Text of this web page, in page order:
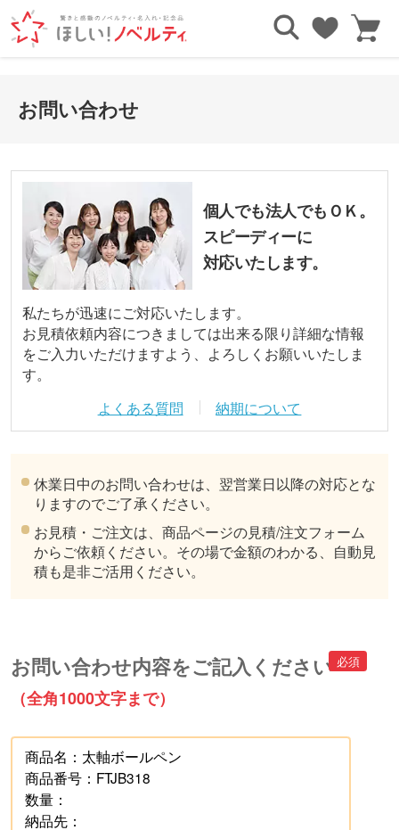
お問い合わせ
個人でも法人でもＯＫ。
スピーディーに
対応いたします。
私たちが迅速にご対応いたします。
お見積依頼内容につきましては出来る限り詳細な情報
をご入力いただけますよう、よろしくお願いいたしま
す。
よくある質問
納期について
休業日中のお問い合わせは、翌営業日以降の対応とな
りますのでご了承ください。
お見積・ご注文は、商品ページの見積/注文フォーム
からご依頼ください。その場で金額のわかる、自動見
積も是非ご活用ください。
お問い合わせ内容をご記入ください
（全角1000文字まで）